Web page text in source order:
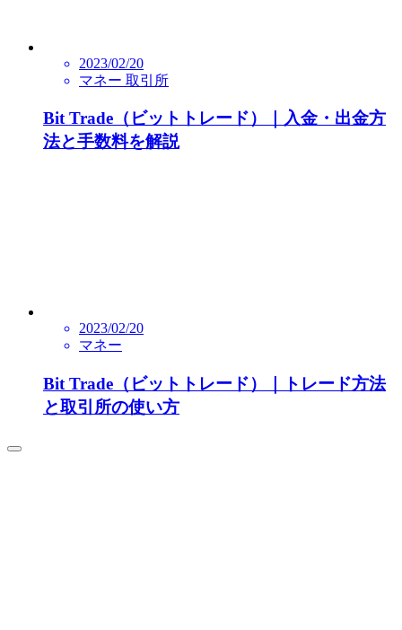
2023/02/20
マネー 取引所
Bit Trade（ビットトレード）｜入金・出金方
法と手数料を解説
2023/02/20
マネー
Bit Trade（ビットトレード）｜トレード方法
と取引所の使い方